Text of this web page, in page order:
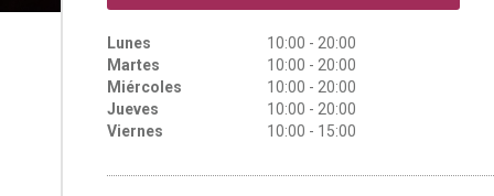
Lunes
10:00 - 20:00
Martes
10:00 - 20:00
Miércoles
10:00 - 20:00
Jueves
10:00 - 20:00
Viernes
10:00 - 15:00